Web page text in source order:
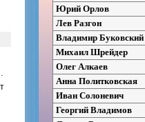
Юрий Орлов
Лев Разгон
Владимир Буковский
Михаил Шрейдер
Олег Алкаев
Анна Политковская
Иван Солоневич
Георгий Владимов